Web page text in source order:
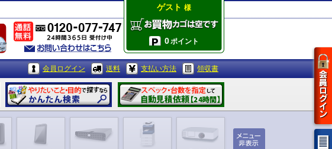
ゲスト 様
0ポイント
会員ログイン 送料 支払い方法 領収書